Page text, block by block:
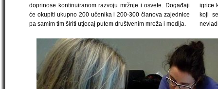
doprinose kontinuiranom razvoju mržnje i osvete. Događaji
će okupiti ukupno 200 učenika i 200-300 članova zajednice
pa samim tim širiti utjecaj putem društvenim mreža i medija.
igrice
koji